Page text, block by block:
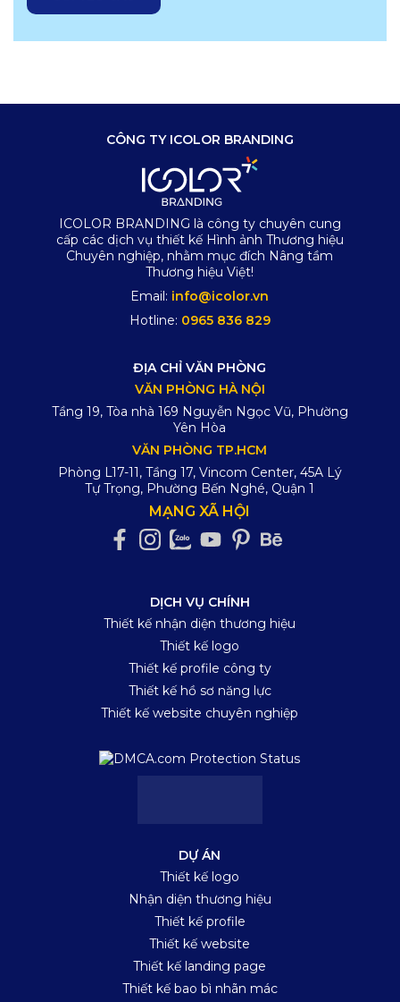
CÔNG TY ICOLOR BRANDING
ICOLOR BRANDING là công ty chuyên cung
cấp các dịch vụ thiết kế Hình ảnh Thương hiệu
Chuyên nghiệp, nhằm mục đích Nâng tầm
Thương hiệu Việt!
Email: info@icolor.vn
Hotline: 0965 836 829
ĐỊA CHỈ VĂN PHÒNG
VĂN PHÒNG HÀ NỘI
Tầng 19, Tòa nhà 169 Nguyễn Ngọc Vũ, Phường
Yên Hòa
VĂN PHÒNG TP.HCM
Phòng L17-11, Tầng 17, Vincom Center, 45A Lý
Tự Trọng, Phường Bến Nghé, Quận 1
MẠNG XÃ HỘI
DỊCH VỤ CHÍNH
Thiết kế nhận diện thương hiệu
Thiết kế logo
Thiết kế profile công ty
Thiết kế hồ sơ năng lực
Thiết kế website chuyên nghiệp
DỰ ÁN
Thiết kế logo
Nhận diện thương hiệu
Thiết kế profile
Thiết kế website
Thiết kế landing page
Thiết kế bao bì nhãn mác